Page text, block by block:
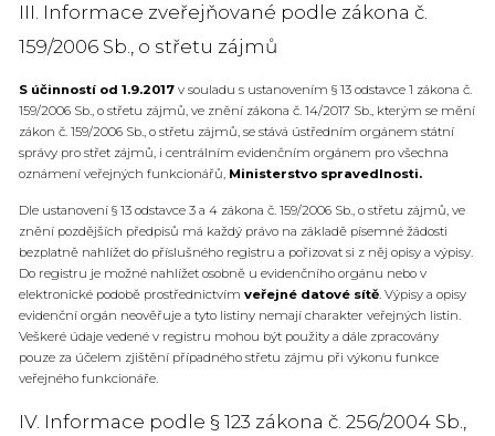
III. Informace zveřejňované podle zákona č.
159/2006 Sb., o střetu zájmů
S účinností od 1.9.2017 v souladu s ustanovením § 13 odstavce 1 zákona č.
159/2006 Sb., o střetu zájmů, ve znění zákona č. 14/2017 Sb., kterým se mění
zákon č. 159/2006 Sb., o střetu zájmů, se stává ústředním orgánem státní
správy pro střet zájmů, i centrálním evidenčním orgánem pro všechna
oznámení veřejných funkcionářů, Ministerstvo spravedlnosti.
Dle ustanovení § 13 odstavce 3 a 4 zákona č. 159/2006 Sb., o střetu zájmů, ve
znění pozdějších předpisů má každý právo na základě písemné žádosti
bezplatně nahlížet do příslušného registru a pořizovat si z něj opisy a výpisy.
Do registru je možné nahlížet osobně u evidenčního orgánu nebo v
elektronické podobě prostřednictvím veřejné datové sítě. Výpisy a opisy
evidenční orgán neověřuje a tyto listiny nemají charakter veřejných listin.
Veškeré údaje vedené v registru mohou být použity a dále zpracovány
pouze za účelem zjištění případného střetu zájmu při výkonu funkce
veřejného funkcionáře.
IV. Informace podle § 123 zákona č. 256/2004 Sb.,